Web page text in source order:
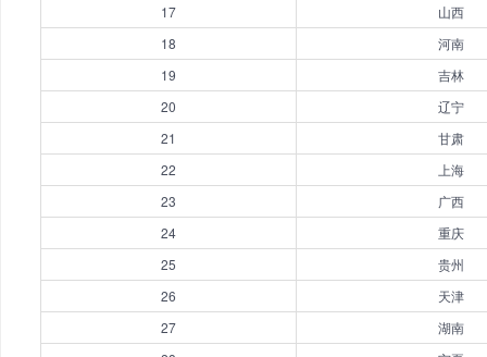
17
山西
18
河南
19
吉林
20
辽宁
21
甘肃
22
上海
23
广西
24
重庆
25
贵州
26
天津
27
湖南